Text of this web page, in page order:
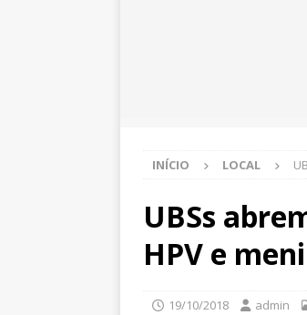
INÍCIO LOCAL
UBSs
HPV e
19/10/2018 admin